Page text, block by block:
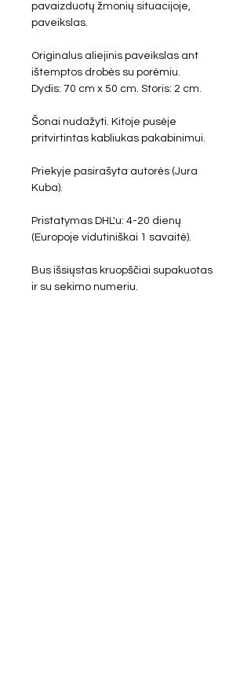
pavaizduotų žmonių situacijoje,
paveikslas.
Originalus aliejinis paveikslas ant
ištemptos drobės su porėmiu.
Dydis: 70 cm x 50 cm. Storis: 2 cm.
Šonai nudažyti. Kitoje pusėje
pritvirtintas kabliukas pakabinimui.
Priekyje pasirašyta autorės (Jura
Kuba).
Pristatymas DHL'u: 4-20 dienų
(Europoje vidutiniškai 1 savaitė).
Bus išsiųstas kruopščiai supakuotas
ir su sekimo numeriu.